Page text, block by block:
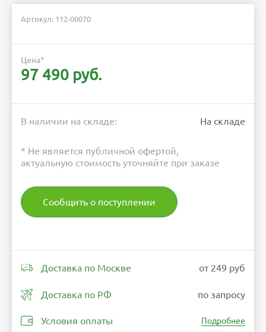
Артикул: 112-00070
Цена*
97 490 руб.
В наличии на складе: На складе
* Не является публичной офертой,
актуальную стоимость уточняйте при заказе
Сообщить о поступлении
Доставка по Москве от 249 руб
Доставка по РФ по запросу
Условия оплаты Подробнее